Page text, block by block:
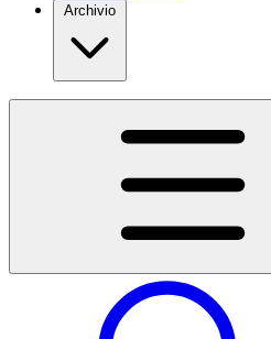
Archivio